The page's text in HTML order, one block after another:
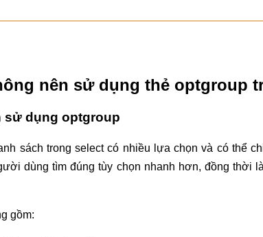
nên sử dụng thẻ optgroup
dụng optgroup
sách trong select có nhiều lựa chọn và có thể
dùng tìm đúng tùy chọn nhanh hơn, đồng thời
gồm: